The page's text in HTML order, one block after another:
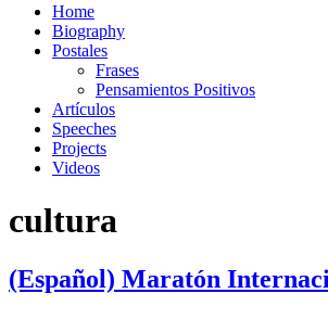
Home
Biography
Postales
Frases
Pensamientos Positivos
Artículos
Speeches
Projects
Videos
cultura
(Español) Maratón